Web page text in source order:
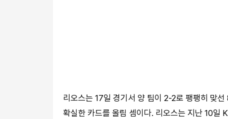
리오스는 17일 경기서 양 팀이 2-2로 팽팽히 맞
확실한 카드를 올림 셈이다. 리오스는 지난 10